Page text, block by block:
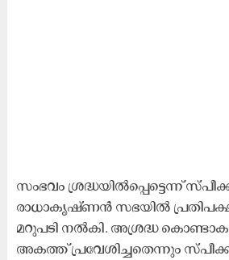
സംഭവം ശ്രദ്ധയിൽപ്പെട്ടെന്ന്
രാധാകൃഷ്‌ണൻ സഭയിൽ
മറുപടി നൽകി. അശ്രദ്ധ
അകത്ത് പ്രവേശിച്ചതെന്നും